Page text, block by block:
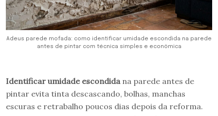
Adeus parede mofada: como identificar umidade escondida na parede
antes de pintar com técnica simples e econômica
Identificar umidade escondida na parede antes de
pintar evita tinta descascando, bolhas, manchas
escuras e retrabalho poucos dias depois da reforma.